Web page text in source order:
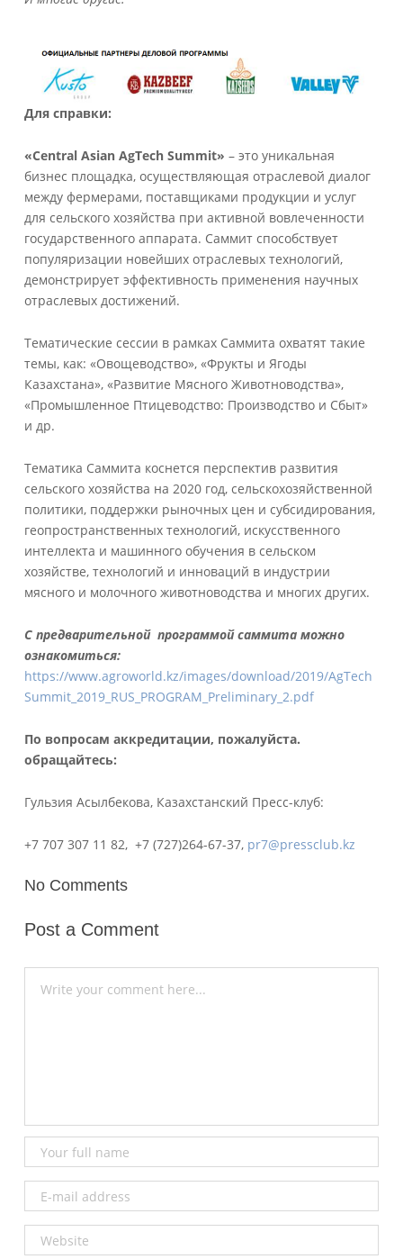
Для справки:
«Central Asian AgTech Summit» – это уникальная
бизнес площадка, осуществляющая отраслевой диалог
между фермерами, поставщиками продукции и услуг
для сельского хозяйства при активной вовлеченности
государственного аппарата. Саммит способствует
популяризации новейших отраслевых технологий,
демонстрирует эффективность применения научных
отраслевых достижений.
Тематические сессии в рамках Саммита охватят такие
темы, как: «Овощеводство», «Фрукты и Ягоды
Казахстана», «Развитие Мясного Животноводства»,
«Промышленное Птицеводство: Производство и Сбыт»
и др.
Тематика Саммита коснется перспектив развития
сельского хозяйства на 2020 год, сельскохозяйственной
политики, поддержки рыночных цен и субсидирования,
геопространственных технологий, искусственного
интеллекта и машинного обучения в сельском
хозяйстве, технологий и инноваций в индустрии
мясного и молочного животноводства и многих других.
С предварительной программой саммита можно
ознакомиться:
https://www.agroworld.kz/images/download/2019/AgTech
Summit_2019_RUS_PROGRAM_Preliminary_2.pdf
По вопросам аккредитации, пожалуйста.
обращайтесь:
Гульзия Асылбекова, Казахстанский Пресс-клуб:
+7 707 307 11 82, +7 (727)264-67-37, pr7@pressclub.kz
No Comments
Post a Comment